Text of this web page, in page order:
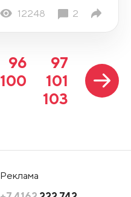
12248 2
96
97
100
101
103
Реклама